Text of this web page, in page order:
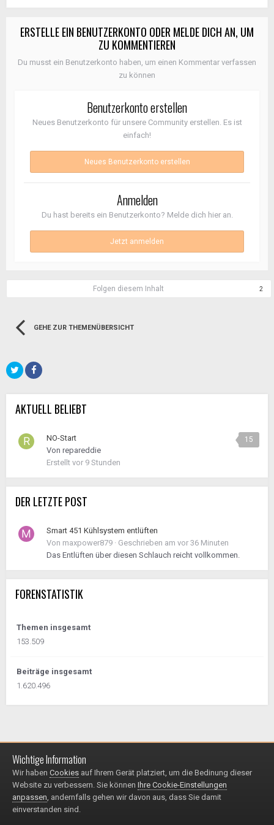
ERSTELLE EIN BENUTZERKONTO ODER MELDE DICH AN, UM
ZU KOMMENTIEREN
Du musst ein Benutzerkonto haben, um einen Kommentar verfassen
zu können
Benutzerkonto erstellen
Neues Benutzerkonto für unsere Community erstellen. Es ist
einfach!
Neues Benutzerkonto erstellen
Anmelden
Du hast bereits ein Benutzerkonto? Melde dich hier an.
Jetzt anmelden
Folgen diesem Inhalt 2
GEHE ZUR THEMENÜBERSICHT
AKTUELL BELIEBT
15
NO-Start
Von repareddie
Erstellt vor 9 Stunden
DER LETZTE POST
Smart 451 Kühlsystem entlüften
Von maxpower879 · Geschrieben am vor 36 Minuten
Das Entlüften über diesen Schlauch reicht vollkommen.
FORENSTATISTIK
Themen insgesamt
153.509
Beiträge insgesamt
1.620.496
Impressum / Datenschutzerklärung
© 1999 - 2025
Powered by Invision Community
Wichtige Information
Wir haben Cookies auf Ihrem Gerät platziert, um die Bedinung dieser
Website zu verbessern. Sie können Ihre Cookie-Einstellungen
anpassen, andernfalls gehen wir davon aus, dass Sie damit
einverstanden sind.